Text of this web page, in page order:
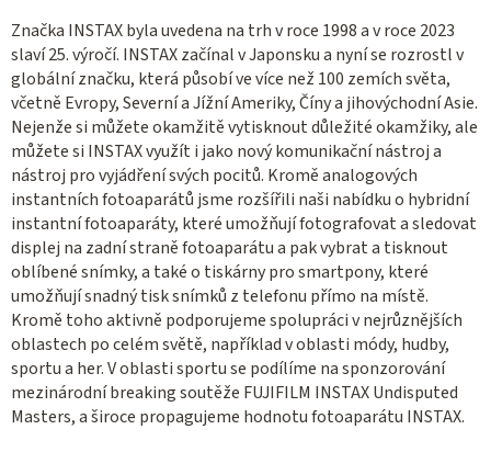
Značka INSTAX byla uvedena na trh v roce 1998 a v roce 2023
slaví 25. výročí. INSTAX začínal v Japonsku a nyní se rozrostl v
globální značku, která působí ve více než 100 zemích světa,
včetně Evropy, Severní a Jížní Ameriky, Číny a jihovýchodní Asie.
Nejenže si můžete okamžitě vytisknout důležité okamžiky, ale
můžete si INSTAX využít i jako nový komunikační nástroj a
nástroj pro vyjádření svých pocitů. Kromě analogových
instantních fotoaparátů jsme rozšířili naši nabídku o hybridní
instantní fotoaparáty, které umožňují fotografovat a sledovat
displej na zadní straně fotoaparátu a pak vybrat a tisknout
oblíbené snímky, a také o tiskárny pro smartpony, které
umožňují snadný tisk snímků z telefonu přímo na místě.
Kromě toho aktivně podporujeme spolupráci v nejrůznějších
oblastech po celém světě, například v oblasti módy, hudby,
sportu a her. V oblasti sportu se podílíme na sponzorování
mezinárodní breaking soutěže FUJIFILM INSTAX Undisputed
Masters, a široce propagujeme hodnotu fotoaparátu INSTAX.